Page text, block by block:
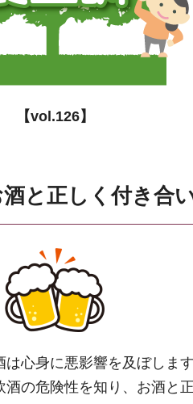
【vol.126】
と正しく付き合
心身に悪影響を及ぼしま
の危険性を知り、お酒と